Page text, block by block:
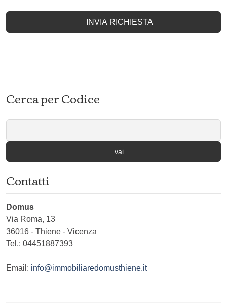
INVIA RICHIESTA
Cerca per Codice
vai
Contatti
Domus
Via Roma, 13
36016 - Thiene - Vicenza
Tel.: 04451887393
Email: info@immobiliaredomusthiene.it